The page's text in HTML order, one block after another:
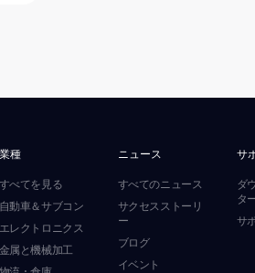
業種
すべてを見る
自動車＆サブコン
エレクトロニクス
金属と機械加工
ニュース
すべてのニュース
サクセスストーリ
ー
ブログ
イベント
サ
ダ
タ
サ